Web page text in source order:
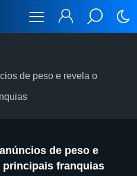
de peso e revela o
de peso e
principais franquias